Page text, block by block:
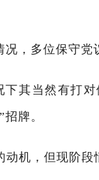
，多位保守党
其当然有打
牌。
机，但现阶段